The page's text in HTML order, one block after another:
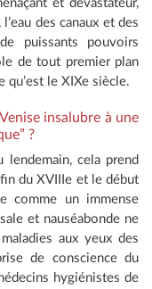
et dévastateur,
des canaux et des
puissants pouvoirs
de tout premier plan
qu’est le XIXe siècle.
insalubre à une
?
lendemain, cela prend
du XVIIIe et le début
comme un immense
et nauséabonde ne
aux yeux des
de conscience du
hygiénistes de